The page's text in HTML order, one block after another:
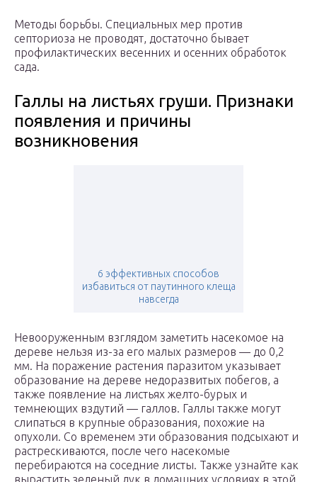
Методы борьбы. Специальных мер против
септориоза не проводят, достаточно бывает
профилактических весенних и осенних обработок
сада.
Галлы на листьях груши. Признаки
появления и причины
возникновения
6 эффективных способов
избавиться от паутинного клеща
навсегда
Невооруженным взглядом заметить насекомое на
дереве нельзя из-за его малых размеров — до 0,2
мм. На поражение растения паразитом указывает
образование на дереве недоразвитых побегов, а
также появление на листьях желто-бурых и
темнеющих вздутий — галлов. Галлы также могут
слипаться в крупные образования, похожие на
опухоли. Со временем эти образования подсыхают и
растрескиваются, после чего насекомые
перебираются на соседние листы. Также узнайте как
вырастить зеленый лук в домашних условиях в этой